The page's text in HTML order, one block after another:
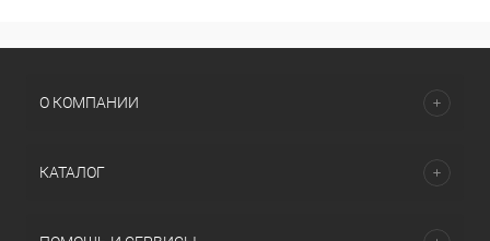
О КОМПАНИИ
КАТАЛОГ